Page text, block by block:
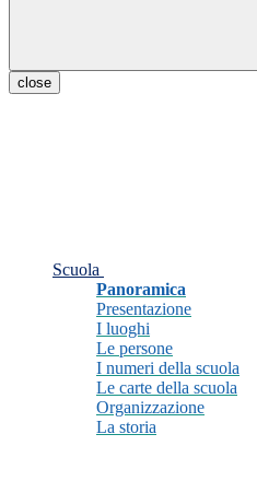
close
Scuola
Panoramica
Presentazione
I luoghi
Le persone
I numeri della scuola
Le carte della scuola
Organizzazione
La storia